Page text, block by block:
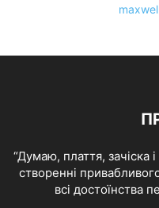
“Думаю, плаття, зачіска
створенні
всі достоїнства